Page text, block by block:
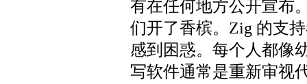
有在任何地方公开宣布
们开了香槟。Zig 的支
感到困惑。每个人都像
写软件通常是重新审视